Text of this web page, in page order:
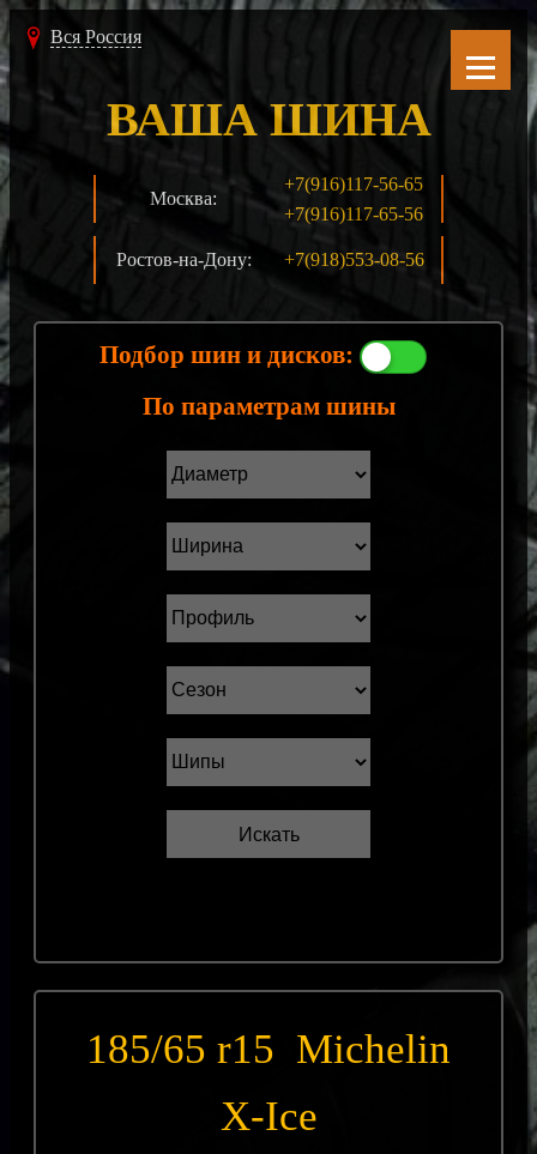
Вся Россия
Москва:
+7(916)117-56-65
+7(916)117-65-56
Ростов-на-Дону: +7(918)553-08-56
ВАША ШИНА
Подбор шин и дисков:
По параметрам шины
185/65 r15 Michelin
X-Ice